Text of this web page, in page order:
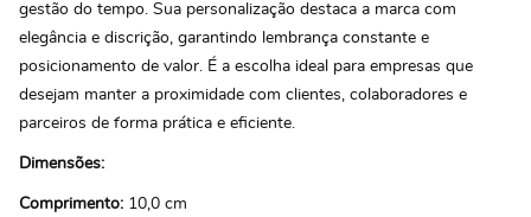
gestão do tempo. Sua personalização destaca a marca com
elegância e discrição, garantindo lembrança constante e
posicionamento de valor. É a escolha ideal para empresas que
desejam manter a proximidade com clientes, colaboradores e
parceiros de forma prática e eficiente.
Dimensões:
Comprimento: 10,0 cm